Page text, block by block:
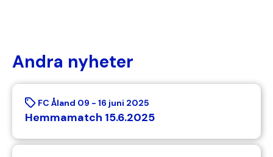
Andra nyheter
FC Åland 09 - 16 juni 2025
Hemmamatch 15.6.2025